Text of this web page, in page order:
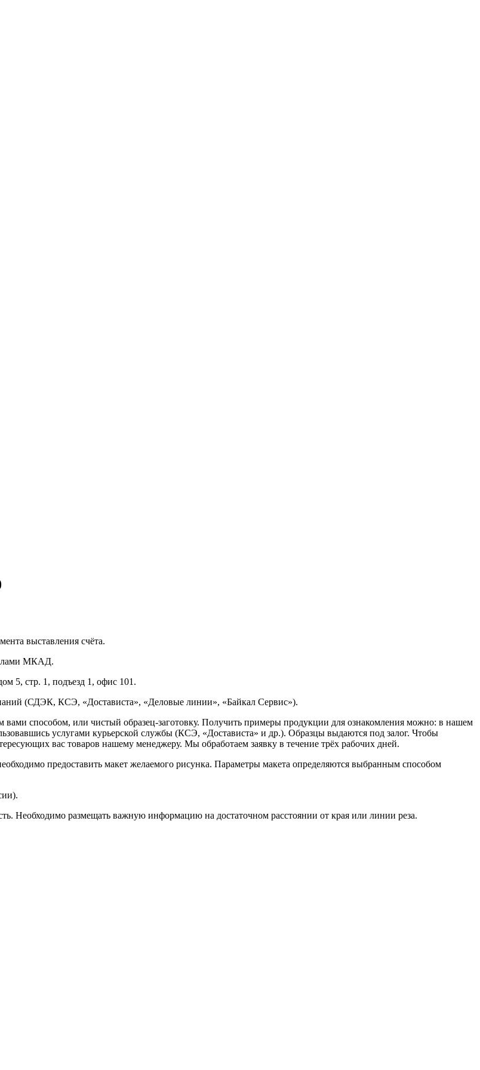
выставления счёта.
МКАД.
5, стр. 1, подъезд 1, офис 101.
(СДЭК, КСЭ, «Достависта», «Деловые линии», «Байкал Сервис»).
способом, или чистый образец-заготовку. Получить примеры продукции для ознакомления можно: в нашем
услугами курьерской службы (КСЭ, «Достависта» и др.). Образцы выдаются под залог. Чтобы
вас товаров нашему менеджеру. Мы обработаем заявку в течение трёх рабочих дней.
предоставить макет желаемого рисунка. Параметры макета определяются выбранным способом
Необходимо размещать важную информацию на достаточном расстоянии от края или линии реза.